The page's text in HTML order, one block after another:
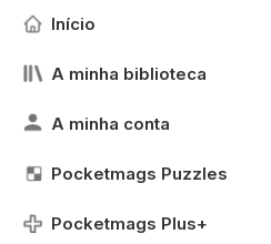
Início
A minha biblioteca
A minha conta
Pocketmags Puzzles
Pocketmags Plus+